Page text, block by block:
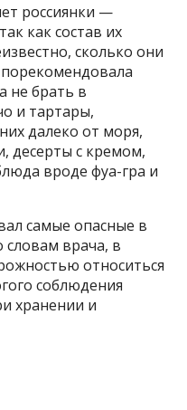
россиянки —
как состав их
сколько они
не брать в
и тартары,
далеко от моря,
десерты с кремом,
вроде фуа-гра и
самые опасные в
врача, в
относиться
соблюдения
хранении и